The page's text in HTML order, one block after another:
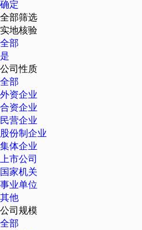
确定
全部筛选
实地核验
全部
是
公司性质
全部
外资企业
合资企业
民营企业
股份制企业
集体企业
上市公司
国家机关
事业单位
其他
公司规模
全部